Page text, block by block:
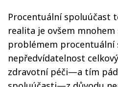
Procentuální spoluúčast
realita je ovšem
problémem procentuální
nepředvídatelnost
zdravotní péči—a tím